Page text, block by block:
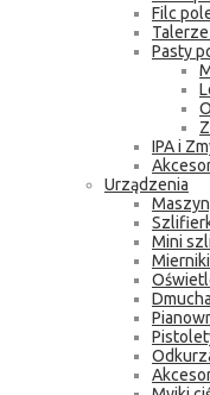
Filc
Pasty
IPA i
Urządzenia
Mini